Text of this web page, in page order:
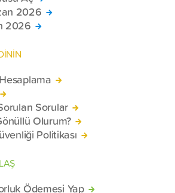
2026
2026
Sorular
Olurum?
Politikası
Ödemesi Yap